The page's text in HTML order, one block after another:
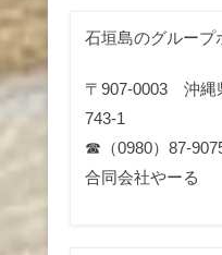
石垣島のグループ
〒907-0003 沖縄
743-1
☎（0980）87-
合同会社やーる